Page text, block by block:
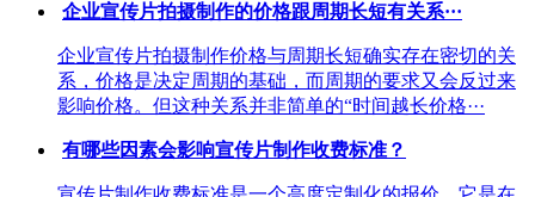
企业宣传片拍摄制作的价格跟周期长短有关系···
企业宣传片拍摄制作价格与周期长短确实存在密切的关
系，价格是决定周期的基础，而周期的要求又会反过来
影响价格。但这种关系并非简单的“时间越长价格···
有哪些因素会影响宣传片制作收费标准？